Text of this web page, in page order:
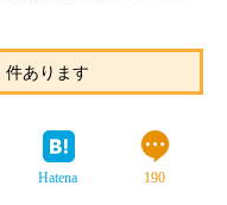
あります
Hatena 190